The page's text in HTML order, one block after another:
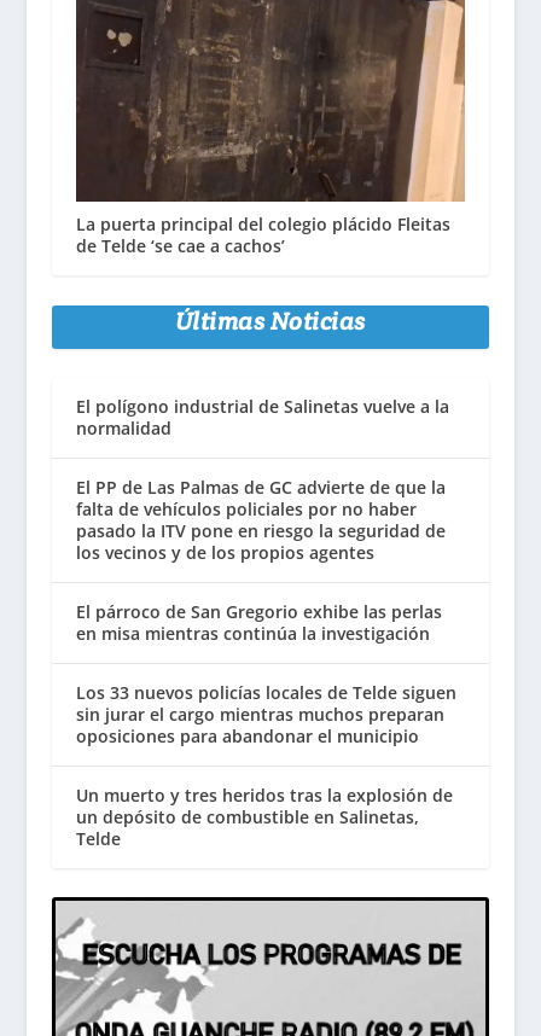
La puerta principal del colegio plácido Fleitas
de Telde ‘se cae a cachos’
Últimas Noticias
El polígono industrial de Salinetas vuelve a la
normalidad
El PP de Las Palmas de GC advierte de que la
falta de vehículos policiales por no haber
pasado la ITV pone en riesgo la seguridad de
los vecinos y de los propios agentes
El párroco de San Gregorio exhibe las perlas
en misa mientras continúa la investigación
Los 33 nuevos policías locales de Telde siguen
sin jurar el cargo mientras muchos preparan
oposiciones para abandonar el municipio
Un muerto y tres heridos tras la explosión de
un depósito de combustible en Salinetas,
Telde